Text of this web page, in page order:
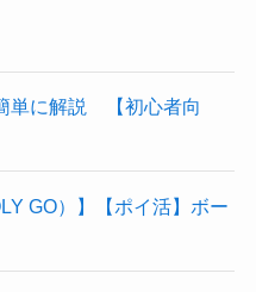
単に解説 【初心者向
GO）】【ポイ活】ボー